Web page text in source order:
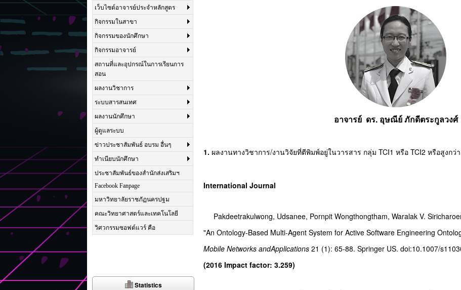
เว็บไซต์อาจารย์ประจำหลักสูตร
กิจกรรมในสาขา
กิจกรรมของนักศึกษา
กิจกรรมอาจารย์
สถานที่และอุปกรณ์ในการเรียนการ
สอน
ผลงานวิชาการ
ระบบสารสนเทศ
ผลงานนักศึกษา
ผู้ดูแลระบบ
ข่าวประชาสัมพันธ์ อบรม อื่นๆ
ทำเนียบนักศึกษา
ประชาสัมพันธ์ของสำนักส่งเสริมฯ
Facebook Fanpage
มหาวิทยาลัยราชภัฏนครปฐม
คณะวิทยาศาสตร์และเทคโนโลยี
วิศวกรรมซอฟต์แวร์ คือ
Statistics
อาจารย์ ดร. อุษณีย์ ภักดีตระกูลวงศ์
1. ผลงานทางวิชาการ/งานวิจัยที่ตีพิมพ์อยู่ในวารสาร กลุ่ม TCI1 หรือ TCI2 หรือสูงกว่า
International Journal
Pakdeetrakulwong, Udsanee, Pornpit Wongthongtham, Waralak V.
"An Ontology-Based Multi-Agent System for Active Software Engineering
Mobile Networks andApplications 21 (1): 65-88. Springer US. doi:10.1007/
(2016 Impact factor: 3.259)